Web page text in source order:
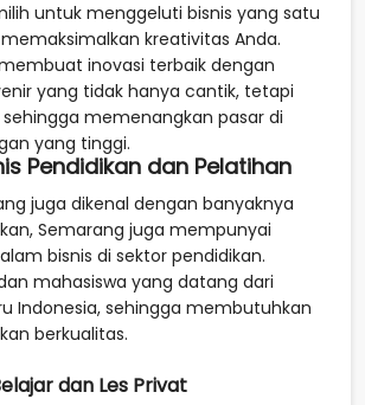
untuk menggeluti bisnis yang satu
kreativitas Anda.
inovasi terbaik dengan
yang tidak hanya cantik, tetapi
memenangkan pasar di
yang tinggi.
Pendidikan dan Pelatihan
juga dikenal dengan banyaknya
Semarang juga mempunyai
bisnis di sektor pendidikan.
mahasiswa yang datang dari
Indonesia, sehingga membutuhkan
berkualitas.
dan Les Privat